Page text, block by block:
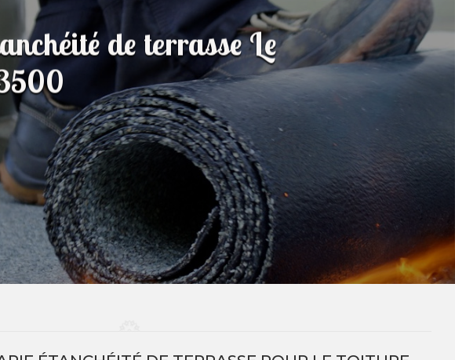
de terrasse Le